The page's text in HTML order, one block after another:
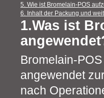
5. Wie ist Bromelain-POS
6. Inhalt der Packung und
1.Was ist
Bromelain-
angewendet
nach